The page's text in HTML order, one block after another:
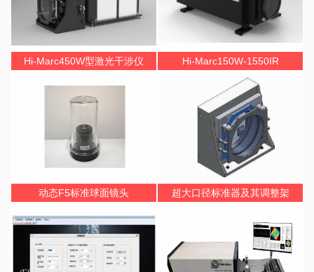
Hi-Marc450W型激光干涉仪 Hi-Marc150W-1550IR
动态F5标准球面镜头 超大口径标准器及其调整架